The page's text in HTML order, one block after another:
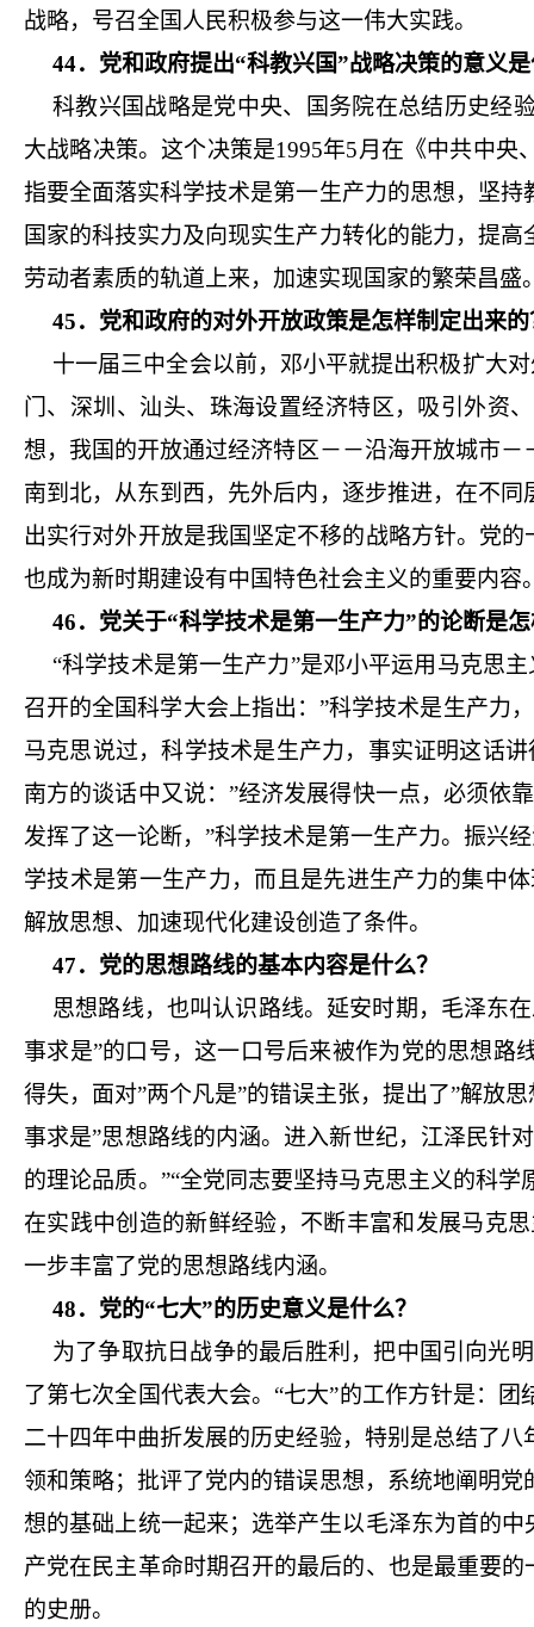
战略，号召全国人民积极参与这一伟大实践。
44．党和政府提出“科教兴国”战略决策的意义
科教兴国战略是党中央、国务院在总结历史经
大战略决策。这个决策是1995年5月在《中共中
指要全面落实科学技术是第一生产力的思想，坚
国家的科技实力及向现实生产力转化的能力，提
劳动者素质的轨道上来，加速实现国家的繁荣昌盛
45．党和政府的对外开放政策是怎样制定出来的
十一届三中全会以前，邓小平就提出积极扩大
门、深圳、汕头、珠海设置经济特区，吸引外资
想，我国的开放通过经济特区－－沿海开放城市
南到北，从东到西，先外后内，逐步推进，在不
出实行对外开放是我国坚定不移的战略方针。党
也成为新时期建设有中国特色社会主义的重要内容
46．党关于“科学技术是第一生产力”的论断是
“科学技术是第一生产力”是邓小平运用马克思
召开的全国科学大会上指出：”科学技术是生产力
马克思说过，科学技术是生产力，事实证明这话
南方的谈话中又说：”经济发展得快一点，必须依
发挥了这一论断，”科学技术是第一生产力。振兴
学技术是第一生产力，而且是先进生产力的集中
解放思想、加速现代化建设创造了条件。
47．党的思想路线的基本内容是什么？
思想路线，也叫认识路线。延安时期，毛泽东
事求是”的口号，这一口号后来被作为党的思想
得失，面对”两个凡是”的错误主张，提出了”解放
事求是”思想路线的内涵。进入新世纪，江泽民针
的理论品质。”“全党同志要坚持马克思主义的科
在实践中创造的新鲜经验，不断丰富和发展马克
一步丰富了党的思想路线内涵。
48．党的“七大”的历史意义是什么？
为了争取抗日战争的最后胜利，把中国引向光
了第七次全国代表大会。“七大”的工作方针是：
二十四年中曲折发展的历史经验，特别是总结了
领和策略；批评了党内的错误思想，系统地阐明
想的基础上统一起来；选举产生以毛泽东为首的
产党在民主革命时期召开的最后的、也是最重要
的史册。